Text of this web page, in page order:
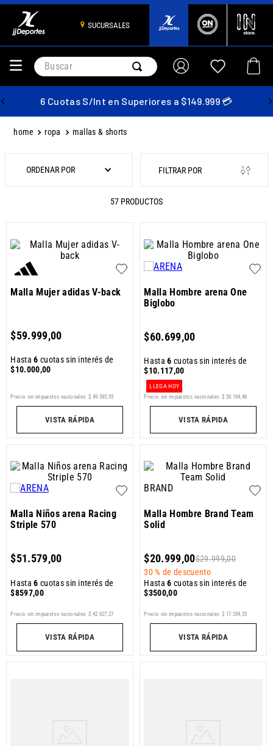
SUCURSALES
Buscar
6 Cuotas S/Int en Superiores a $149.999 💳
ropa mallas & shorts
ORDENAR POR
57 PRODUCTOS
Malla Mujer adidas V-back
$59.999,00
Hasta6 cuotas sin interés de
$10.000,00
Precio sin impuestos nacionales: $ 49 585 95
VISTA RÁPIDA
Malla Hombre arena One
Biglobo
$60.699,00
Hasta6 cuotas sin interés de
$10.117,00
LLEGA HOY
Precio sin impuestos nacionales: $ 50 164 46
VISTA RÁPIDA
Malla Niños arena Racing
Striple 570
$51 .579,00
Hasta6 cuotas sin interés de
$8597,00
Precio sin impuestos nacionales: $ 42.627,27
VISTA RÁPIDA
BRAND
Malla Hombre Brand Team
Solid
$20.999,00$29.999,00
30 % de descuento
Hasta6 cuotas sin interés de
$3500,00
Precio sin impuestos nacionales: $ 17.354,55
VISTA RÁPIDA